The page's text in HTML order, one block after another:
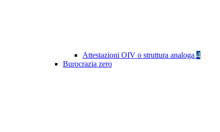
Attestazioni OIV o struttura analoga 4
Burocrazia zero